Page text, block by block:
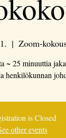
  |
Zoom-
~ 25 minuuttia
henkilökunnan
is Closed
other events